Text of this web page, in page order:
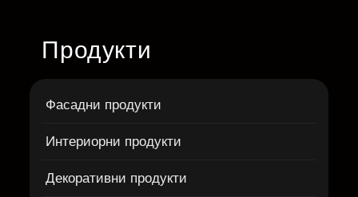
Продукти
Фасадни продукти
Интериорни продукти
Декоративни продукти